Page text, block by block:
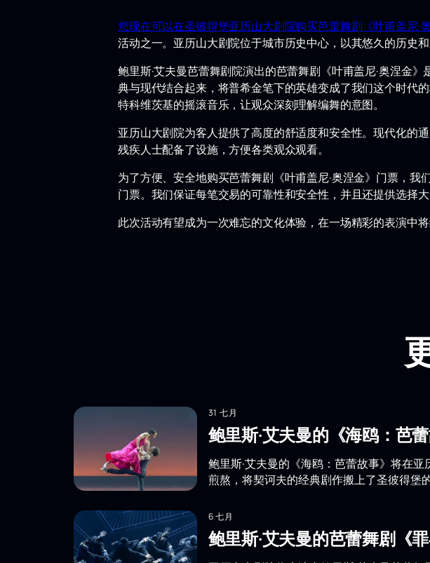
您现在可以在圣彼得堡亚历山大剧院购买芭蕾舞剧《叶甫盖尼·
活动之一。亚历山大剧院位于城市历史中心，以其悠久的历史
鲍里斯·艾夫曼芭蕾舞剧院演出的芭蕾舞剧《叶甫盖尼·奥涅金
典与现代结合起来，将普希金笔下的英雄变成了我们这个时代
特科维茨基的摇滚音乐，让观众深刻理解编舞的意图。
亚历山大剧院为客人提供了高度的舒适度和安全性。现代化的
残疾人士配备了设施，方便各类观众观看。
为了方便、安全地购买芭蕾舞剧《叶甫盖尼·奥涅金》门票，
门票。我们保证每笔交易的可靠性和安全性，并且还提供选择大
此次活动有望成为一次难忘的文化体验，在一场精彩的表演中将
31 七月
鲍里斯·艾夫曼的《海鸥：芭
鲍里斯·艾夫曼的《海鸥：芭蕾故事》将在
煎熬，将契诃夫的经典剧作搬上了圣彼得堡的
6 七月
鲍里斯·艾夫曼的芭蕾舞剧《